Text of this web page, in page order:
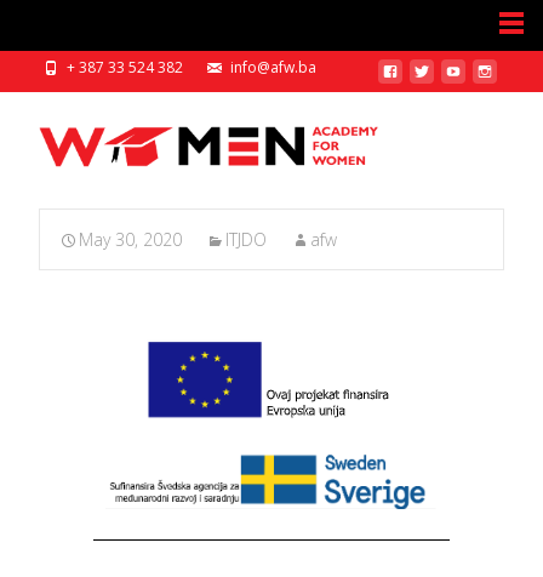
+ 387 33 524 382 info@afw.ba
May 30, 2020 ITJDO afw